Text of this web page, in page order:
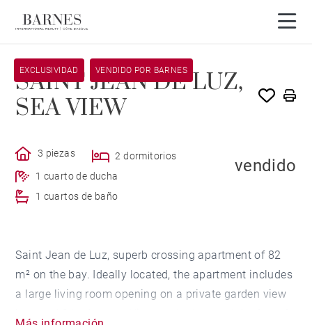
EXCLUSIVIDAD VENDIDO POR BARNES
SAINT JEAN DE LUZ,
SEA VIEW
3 piezas
2 dormitorios
1 cuarto de ducha
1 cuartos de baño
vendido
Saint Jean de Luz, superb crossing apartment of 82
m² on the bay. Ideally located, the apartment includes
a large living room opening on a private garden view